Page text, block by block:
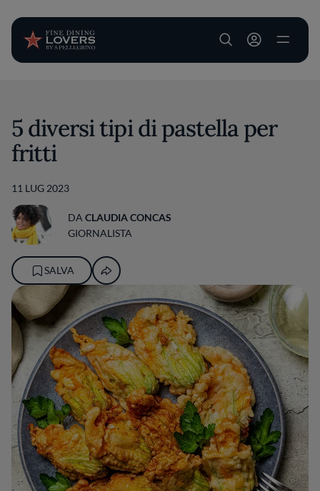
User account
5 diversi tipi di pastella per
fritti
11 LUG 2023
DA CLAUDIA CONCAS
GIORNALISTA
SALVA